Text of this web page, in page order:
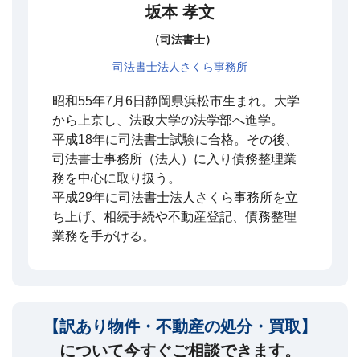
坂本 孝文
（司法書士）
司法書士法人さくら事務所
昭和55年7月6日静岡県浜松市生まれ。大学
から上京し、法政大学の法学部へ進学。
平成18年に司法書士試験に合格。その後、
司法書士事務所（法人）に入り債務整理業
務を中心に取り扱う。
平成29年に司法書士法人さくら事務所を立
ち上げ、相続手続や不動産登記、債務整理
業務を手がける。
【訳あり物件・不動産の処分・買取】
について今すぐご相談できます。